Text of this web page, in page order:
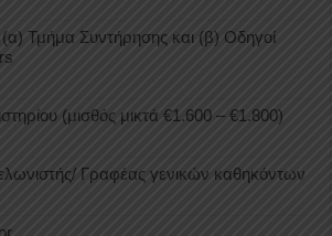
(α) Τμήμα Συντήρησης και (β) Οδηγοί
(μισθός μικτά €1.600 – €1.800)
Γραφέας γενικών καθηκόντων